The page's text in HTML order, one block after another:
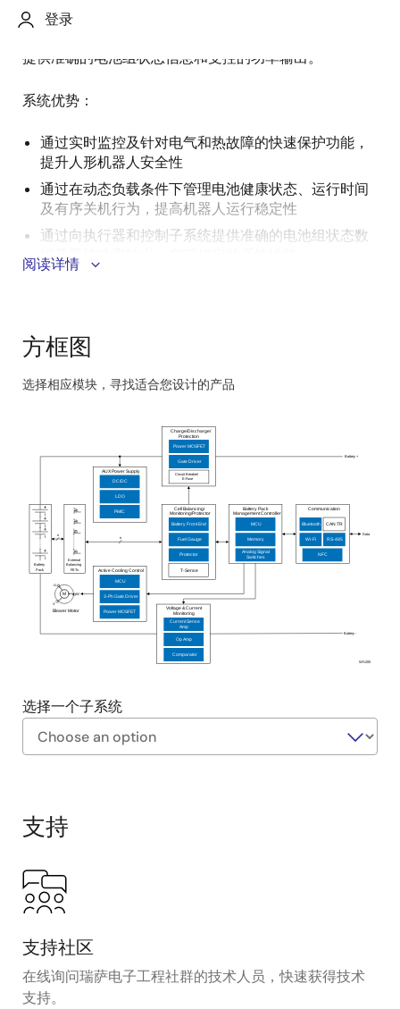
登录
该系统旨在为动态人形机器人平台提供安全的实时电池
提供准确的电池组状态信息和受控的功率输出。
系统优势：
通过实时监控及针对电气和热故障的快速保护功能，
提升人形机器人安全性
通过在动态负载条件下管理电池健康状态、运行时间
及有序关机行为，提高机器人运行稳定性
通过向执行器和控制子系统提供准确的电池组状态数
据及受控功率输出，实现稳定的系统性能
阅读详情
方框图
选择相应模块，寻找适合您设计的产品
WS205
Charge/Discharge/
Protection
AUXPower Supply
DC/DC
Cell Balancing/
Monitoring/Protector
Fuel Gauge
Protector
Battery Front End
T-Sense
Battery Pack
Management Controller
Communication
Power MOSFET
Gate Driver
Circuit Breaker/
E-Fuse
Voltage & Current
Monitoring
Current Sense
Amp
Op Amp
Comparator
MCU
Memory
Bluetooth
Wi-Fi
NFC
CAN TR
RS-485
Analog Signal
Switches
Battery -
Data
Active CoolingControl
MCU
3-Ph Gate Driver
Power MOSFET
LDO
PMIC
Battery +
n
n
Blower Motor
M
U
V
W
External
Balancing
FETs
Battery
Pack
选择一个子系统
Diagram
支持
支持社区
在线询问瑞萨电子工程社群的技术人员，快速获得技术
支持。